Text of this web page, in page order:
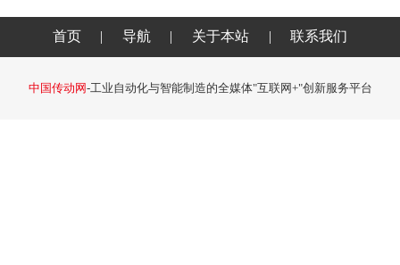
首页 | 导航 | 关于本站 | 联系我们
中国传动网-工业自动化与智能制造的全媒体"互联网+"创新服务平台